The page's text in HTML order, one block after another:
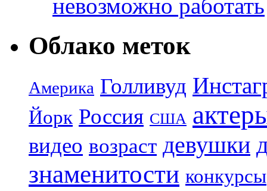
невозможно работать
Облако меток
Америка Голливуд
Йорк Россия США
видео возраст девушки
знаменитости конкурсы